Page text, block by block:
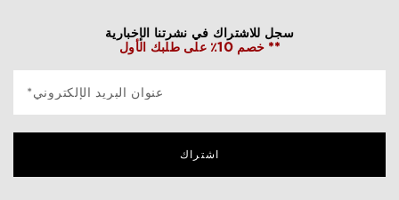
سجل للاشتراك في نشرتنا الإخبارية
خصم 10٪ على طلبك الأول **
*عنوان البريد الإلكتروني
اشتراك